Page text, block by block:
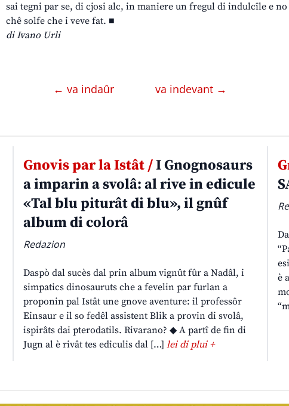
sai tegni par se, di cjosi alc, in maniere un fregul di indulcîle e
chê solfe che i veve fat. ■
di Ivano Urli
← va indaûr va indevant →
Gnovis par la Istât /I Gnognosaurs
a imparin a svolâ: al rive in edicule
«Tal blu piturât di blu», il gnûf
album di colorâ
Redazion
Daspò dal sucès dal prin album vignût fûr a Nadâl, i
simpatics dinosauruts che a fevelin par furlan a
proponin pal Istât une gnove aventure: il professôr
Einsaur e il so fedêl assistent Blik a provin di svolâ,
ispirâts dai pterodatils. Rivarano? ◆ A partî de fin di
Jugn al è rivât tes ediculis dal […] lei di plui +
è